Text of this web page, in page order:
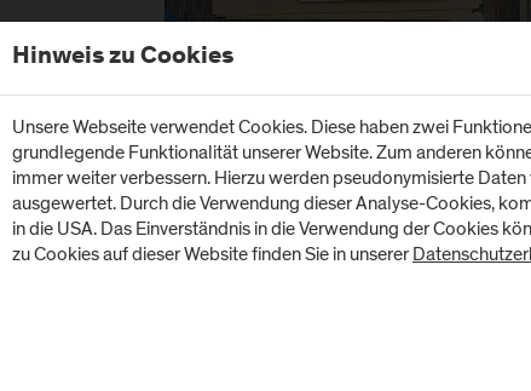
Hinweis zu Cookies
Unsere Webseite verwendet Cookies. Diese haben zwei
grundlegende Funktionalität unserer Website. Zum anderen
immer weiter verbessern. Hierzu werden pseudonymisierte
ausgewertet. Durch die Verwendung dieser Analyse-Cookies,
in die USA. Das Einverständnis in die Verwendung der Cookies
zu Cookies auf dieser Website finden Sie in unserer